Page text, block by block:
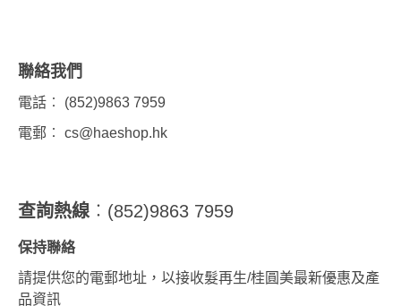
聯絡我們
電話︰ (852)9863 7959
電郵︰ cs@haeshop.hk
查詢熱線 ︰(852)9863 7959
保持聯絡
請提供您的電郵地址，以接收髮再生/桂圓美最新優惠及產
品資訊